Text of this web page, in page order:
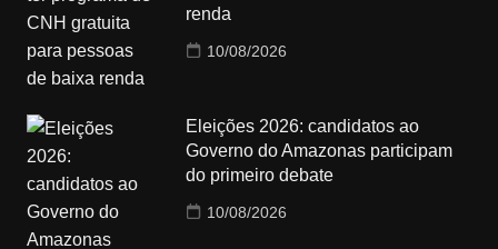
renda
10/08/2026
Eleições 2026: candidatos ao
Governo do Amazonas participam
do primeiro debate
10/08/2026